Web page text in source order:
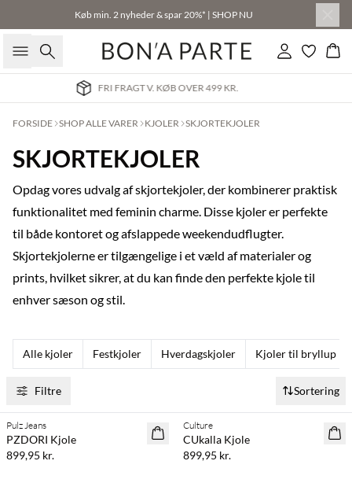
Køb min. 2 nyheder & spar 20%* | SHOP NU
Søg Log ind
LEVERING 2-3 HVERDAGE
FORSIDE SHOP ALLE VARER KJOLER SKJORTEKJOLER
SKJORTEKJOLER
Opdag vores udvalg af skjortekjoler, der kombinerer praktisk
funktionalitet med feminin charme. Disse kjoler er perfekte
til både kontoret og afslappede weekendudflugter.
Skjortekjolerne er tilgængelige i et væld af materialer og
prints, hvilket sikrer, at du kan finde den perfekte kjole til
enhver sæson og stil.
Alle kjoler Festkjoler Hverdagskjoler Kjoler til bryllup
Filtre Sortering
NYHED
Pulz Jeans
PZDORI Kjole
899,95 kr.
NYHED
Culture
CUkalla Kjole
899,95 kr.